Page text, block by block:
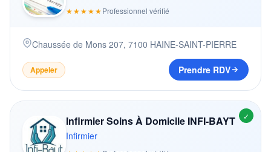
★★★★★Professionnel vérifié
Chaussée de Mons 207, 7100 HAINE-SAINT-PIERRE
Appeler Prendre RDV
✓
Infirmier Soins À Domicile INFI-BAYT
Infirmier